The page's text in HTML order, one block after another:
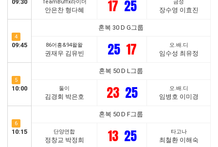
09:30 TeamBuffx라이더
안은찬 형다혜 17 25 금성
장수영 이효진
4
09:45
혼복 30 D G그룹
86어흥&94왈왈
권재우 김유빈 25 17 오.배.디
임수성 최유정
5
10:00
혼복 50 D L그룹
둘이
김경회 박은호 23 25 오.배.디
임병호 이미경
6
10:15
혼복 50 D F그룹
단양연합
정창교 박정희 13 25 타고나
최철환 이해숙